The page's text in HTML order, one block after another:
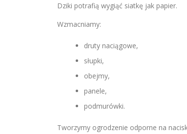
Dziki potrafią wygiąć siatkę jak papier.
Wzmacniamy:
druty naciągowe,
słupki,
obejmy,
panele,
podmurówki.
Tworzymy ogrodzenie odporne na